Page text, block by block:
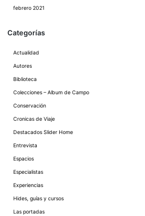
febrero 2021
Categorías
Actualidad
Autores
Biblioteca
Colecciones – Album de Campo
Conservación
Cronicas de Viaje
Destacados Slider Home
Entrevista
Espacios
Especialistas
Experiencias
Hides, guías y cursos
Las portadas